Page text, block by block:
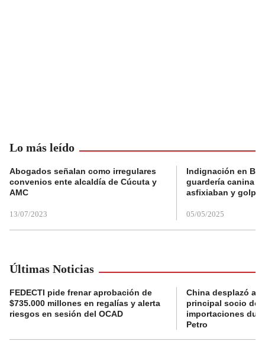
Lo más leído
Abogados señalan como irregulares
convenios ente alcaldía de Cúcuta y
AMC
13/07/2023
Indignación en
guardería canina
asfixiaban y
05/05/2025
Últimas Noticias
FEDECTI pide frenar aprobación de
$735.000 millones en regalías y alerta
riesgos en sesión del OCAD
China desplazó a
principal socio de
importaciones
Petro